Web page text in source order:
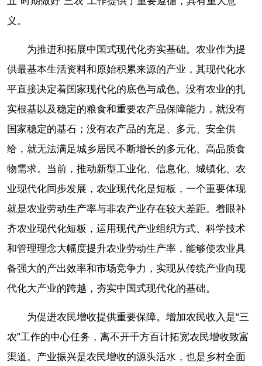
义。
为推进和拓展中国式现代化夯实基础。农业作为提
供最基本生活资料和原始积累来源的产业，其现代化水
平直接决定着国家现代化的底色与成色。没有农业的扎
实根基以及稳定的粮食和重要农产品保障能力，就没有
国家稳定的基石；没有农产品的充足、多元、安全供
给，就无法满足城乡居民不断增长的多元化、高品质食
物需求。当前，推动新型工业化、信息化、城镇化、农
业现代化同步发展，农业现代化是短板，一个重要体现
就是农业劳动生产率与非农产业存在较大差距。着眼补
齐农业现代化短板，运用现代产业组织方式、科学技术
和管理理念大幅度提升农业劳动生产率，能够使农业具
备强大的产出效率和市场竞争力，实现从传统产业向现
代化大产业的跨越，夯实中国式现代化的基础。
为促进农民增收提供重要保障。增加农民收入是“三
农”工作的中心任务，离不开千方百计拓宽农民增收致富
渠道。产业振兴是农民增收的源头活水，也是乡村全面